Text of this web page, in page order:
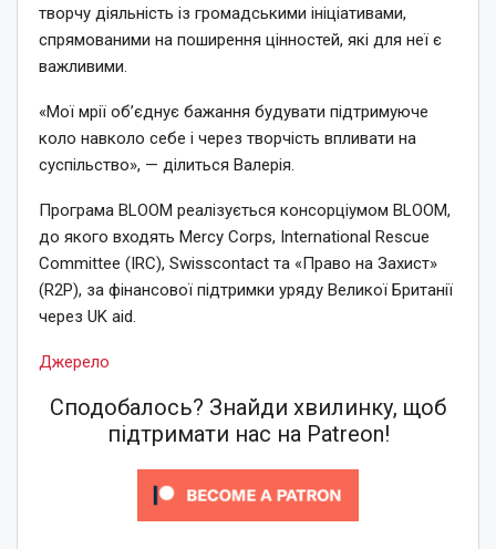
творчу діяльність із громадськими ініціативами,
спрямованими на поширення цінностей, які для неї є
важливими.
«Мої мрії об’єднує бажання будувати підтримуюче
коло навколо себе і через творчість впливати на
суспільство», — ділиться Валерія.
Програма BLOOM реалізується консорціумом BLOOM,
до якого входять Mercy Corps, International Rescue
Committee (IRC), Swisscontact та «Право на Захист»
(R2P), за фінансової підтримки уряду Великої Британії
через UK aid.
Джерело
Сподобалось? Знайди хвилинку, щоб
підтримати нас на Patreon!